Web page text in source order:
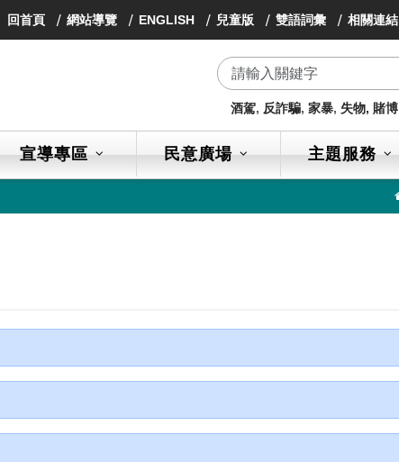
回首頁 網站導覽 ENGLISH 兒童版 雙語詞彙 相關連結
酒駕, 反詐騙, 家暴, 失物, 賭博
宣導專區 民意廣場 主題服務